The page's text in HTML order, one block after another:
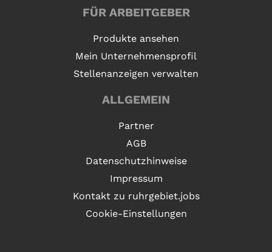
FÜR ARBEITGEBER
Produkte ansehen
Mein Unternehmensprofil
Stellenanzeigen verwalten
ALLGEMEIN
Partner
AGB
Datenschutzhinweise
Impressum
Kontakt zu ruhrgebiet.jobs
Cookie-Einstellungen